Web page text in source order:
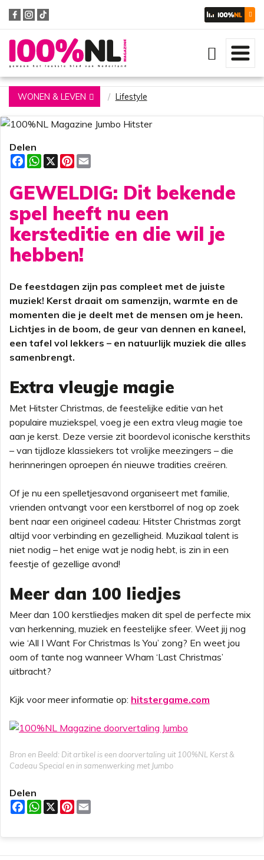
Zoeken
WONEN & LEVEN Lifestyle
Delen
F
a
e
b
o
W
h
t
s
A
X
P
e
e
s
t
i
l
GEWELDIG: Dit bekende
spel heeft nu een
kersteditie en die wil je
hebben!
De feestdagen zijn pas compleet met de juiste
muziek! Kerst draait om samenzijn, warmte en de
momenten die je deelt met de mensen om je heen.
Lichtjes in de boom, de geur van dennen en kaneel,
een tafel vol lekkers – en natuurlijk muziek die alles
samenbrengt.
Extra vleugje magie
Met Hitster Christmas, de feestelijke editie van het
populaire muziekspel, voeg je een extra vleug magie toe
aan je kerst. Deze versie zit boordevol iconische kersthits
– van tijdloze klassiekers tot vrolijke meezingers – die
herinneringen oproepen én nieuwe tradities creëren.
Of je nu een spelletjesavond organiseert met familie,
vrienden ontvangt voor een kerstborrel of nog op zoek
bent naar een origineel cadeau: Hitster Christmas zorgt
altijd voor verbinding en gezelligheid. Muzikaal talent is
niet nodig – het enige wat je nodig hebt, is zin in een
feestje of gezellige avond!
Meer dan 100 liedjes
Meer dan 100 kerstliedjes maken dit spel de perfecte mix
van herkenning, muziek en feestelijke sfeer. Weet jij nog
wie ‘All I Want For Christmas Is You’ zong? En weet jou
oom of tante nog wanneer Wham ‘Last Christmas’
uitbracht?
Kijk voor meer informatie op: hitstergame.com
Bron en Beeld: Dit artikel is een doorvertaling uit 100%NL Kerst &
Cadeau Special en in samenwerking met Jumbo
Delen
F
a
W
h
X
P